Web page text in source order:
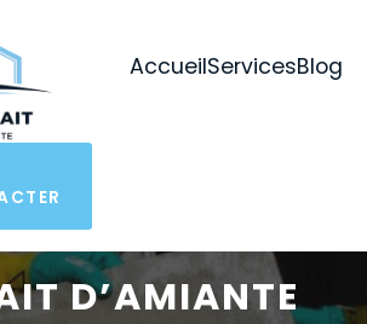
AccueilServicesBlog
D’AMIANTE